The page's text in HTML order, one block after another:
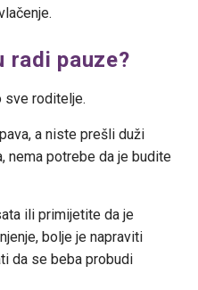
radi pauze?
sve roditelje.
a niste prešli duži
nema potrebe da je budite
ili primijetite da je
bolje je napraviti
da se beba probudi